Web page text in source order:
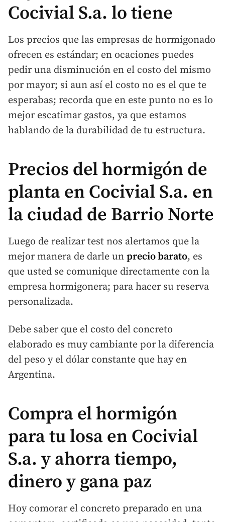
Cocivial S.a. lo tiene
Los precios que las empresas de hormigonado
ofrecen es estándar; en ocaciones puedes
pedir una disminución en el costo del mismo
por mayor; si aun así el costo no es el que te
esperabas; recorda que en este punto no es lo
mejor escatimar gastos, ya que estamos
hablando de la durabilidad de tu estructura.
Precios del hormigón de
planta en Cocivial S.a. en
la ciudad de Barrio Norte
Luego de realizar test nos alertamos que la
mejor manera de darle un precio barato, es
que usted se comunique directamente con la
empresa hormigonera; para hacer su reserva
personalizada.
Debe saber que el costo del concreto
elaborado es muy cambiante por la diferencia
del peso y el dólar constante que hay en
Argentina.
Compra el hormigón
para tu losa en Cocivial
S.a. y ahorra tiempo,
dinero y gana paz
Hoy comorar el concreto preparado en una